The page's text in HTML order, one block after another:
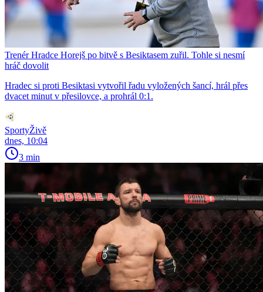
Trenér Hradce Horejš po bitvě s Besiktasem zuřil. Tohle si nesmí
hráč dovolit
Hradec si proti Besiktasi vytvořil řadu vyložených šancí, hrál přes
dvacet minut v přesilovce, a prohrál 0:1.
SportyŽivě
dnes, 10:04
3 min